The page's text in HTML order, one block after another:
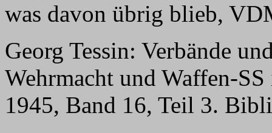
was davon übrig blieb,
Georg Tessin: Verbände
Wehrmacht und Waffen-
1945, Band 16, Teil 3.